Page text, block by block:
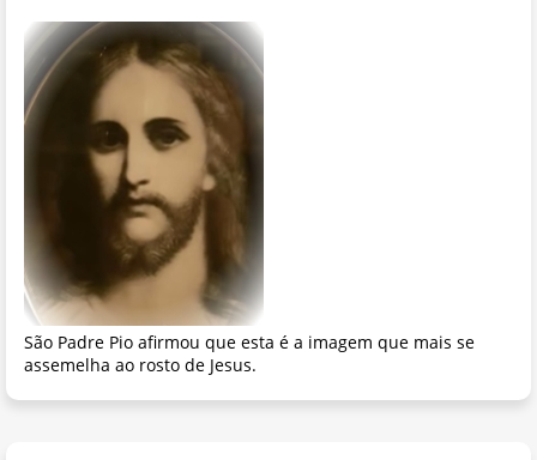
São Padre Pio afirmou que esta é a imagem que mais se
assemelha ao rosto de Jesus.